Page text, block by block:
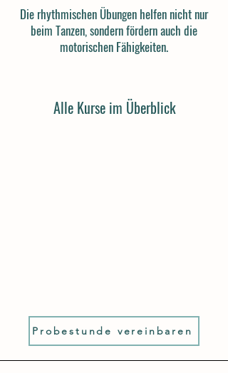
Die rhythmischen Übungen helfen nicht nur
beim Tanzen, sondern fördern auch die
motorischen Fähigkeiten.
Alle Kurse im Überblick
Probestunde vereinbaren